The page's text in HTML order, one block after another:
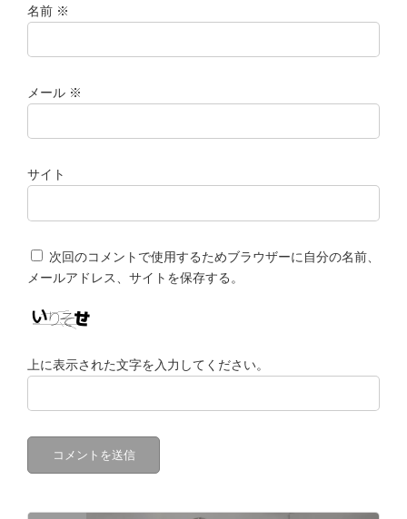
名前 ※
メール ※
サイト
次回のコメントで使用するためブラウザーに自分の名前、
メールアドレス、サイトを保存する。
上に表示された文字を入力してください。